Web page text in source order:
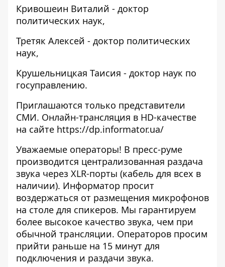
Кривошеин Виталий - доктор
политических наук,
Третяк Алексей - доктор политических
наук,
Крушельницкая Таисия - доктор наук по
госуправлению.
Приглашаются только представители
СМИ. Онлайн-трансляция в HD-качестве
на сайте https://dp.informator.ua/
Уважаемые операторы! В пресс-руме
производится централизованная раздача
звука через XLR-порты (кабель для всех в
наличии). Информатор просит
воздержаться от размещения микрофонов
на столе для спикеров. Мы гарантируем
более высокое качество звука, чем при
обычной трансляции. Операторов просим
прийти раньше на 15 минут для
подключения и раздачи звука.